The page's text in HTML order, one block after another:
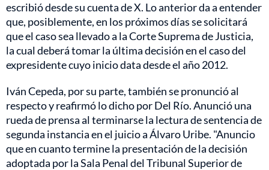
escribió desde su cuenta de X. Lo anterior da a entender
que, posiblemente, en los próximos días se solicitará
que el caso sea llevado a la Corte Suprema de Justicia,
la cual deberá tomar la última decisión en el caso del
expresidente cuyo inicio data desde el año 2012.
Iván Cepeda, por su parte, también se pronunció al
respecto y reafirmó lo dicho por Del Río. Anunció una
rueda de prensa al terminarse la lectura de sentencia de
segunda instancia en el juicio a Álvaro Uribe. "Anuncio
que en cuanto termine la presentación de la decisión
adoptada por la Sala Penal del Tribunal Superior de